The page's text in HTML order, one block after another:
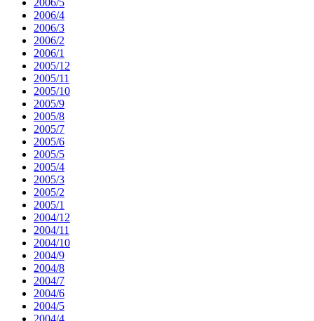
2006/4
2006/3
2006/2
2006/1
2005/12
2005/11
2005/10
2005/9
2005/8
2005/7
2005/6
2005/5
2005/4
2005/3
2005/2
2005/1
2004/12
2004/11
2004/10
2004/9
2004/8
2004/7
2004/6
2004/5
2004/4